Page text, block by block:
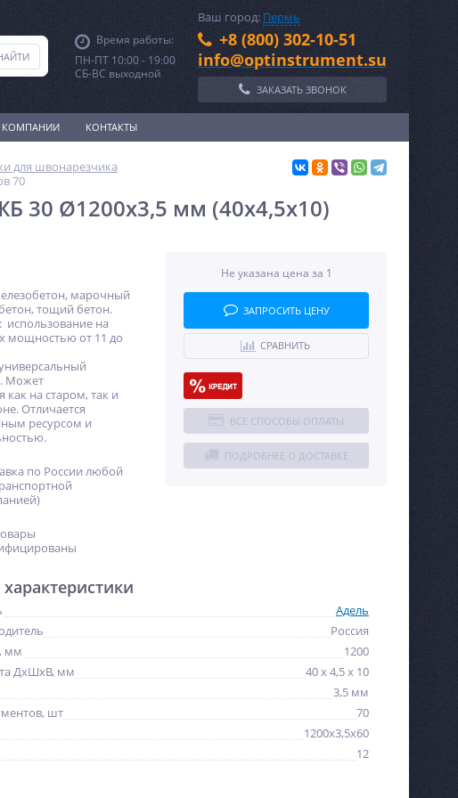
Время работы:
ПН-ПТ 10:00 - 19:00
СБ-ВС выходной
Ваш город: Пермь
+8 (800) 302-10-51
info@optinstrument.su
ЗАКАЗАТЬ ЗВОНОК
КОНТАКТЫ
для швонарезчика
70
30 Ø1200x3,5 мм (40x4,5x10)
марочный
тощий бетон.
на
мощностью от 11 до
Может
как на старом, так и
Отличается
ресурсом и
по России любой
Не указана цена за 1
ЗАПРОСИТЬ ЦЕНУ
СРАВНИТЬ
ВСЕ СПОСОБЫ ОПЛАТЫ
ПОДРОБНЕЕ О ДОСТАВКЕ
Адель
Россия
мм
1200
ДхШхВ, мм
40 x 4,5 x 10
3,5 мм
шт
70
1200х3,5х60
12